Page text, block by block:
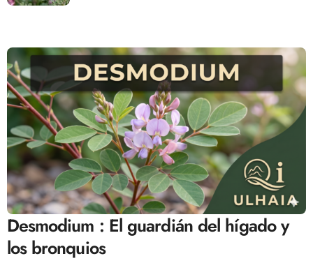
Desmodium : El guardián del hígado y
los bronquios